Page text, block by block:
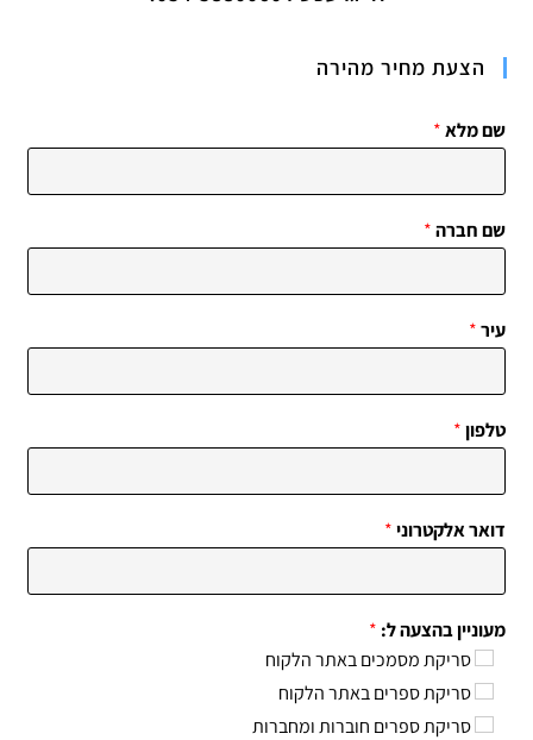
הצעת מחיר מהירה
שם מלא*
שם חברה*
עיר*
טלפון*
דואר אלקטרוני*
מעוניין בהצעה ל: *
סריקת מסמכים באתר הלקוח
סריקת ספרים באתר הלקוח
סריקת ספרים חוברות ומחברות